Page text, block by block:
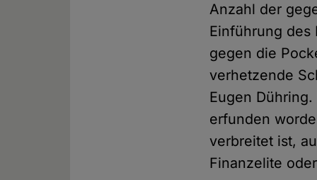
Anzahl der
Einführung des
gegen die
verhetzende
Eugen
erfunden
verbreitet ist,
Finanzelite